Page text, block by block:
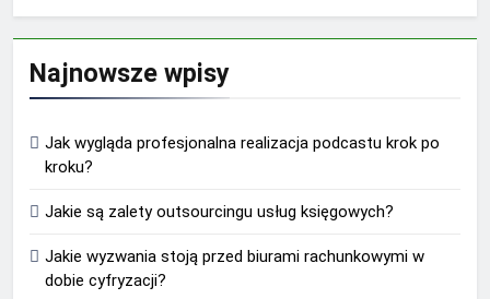
Najnowsze wpisy
Jak wygląda profesjonalna realizacja podcastu krok po
kroku?
Jakie są zalety outsourcingu usług księgowych?
Jakie wyzwania stoją przed biurami rachunkowymi w
dobie cyfryzacji?